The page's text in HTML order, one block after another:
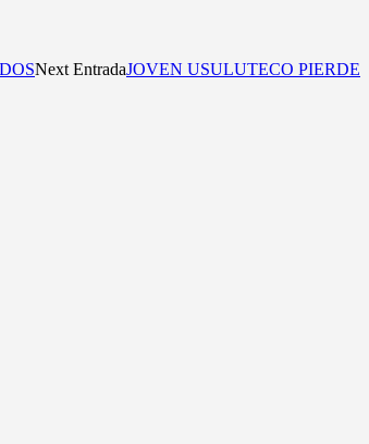
Next EntradaJOVEN USULUTECO PIERDE